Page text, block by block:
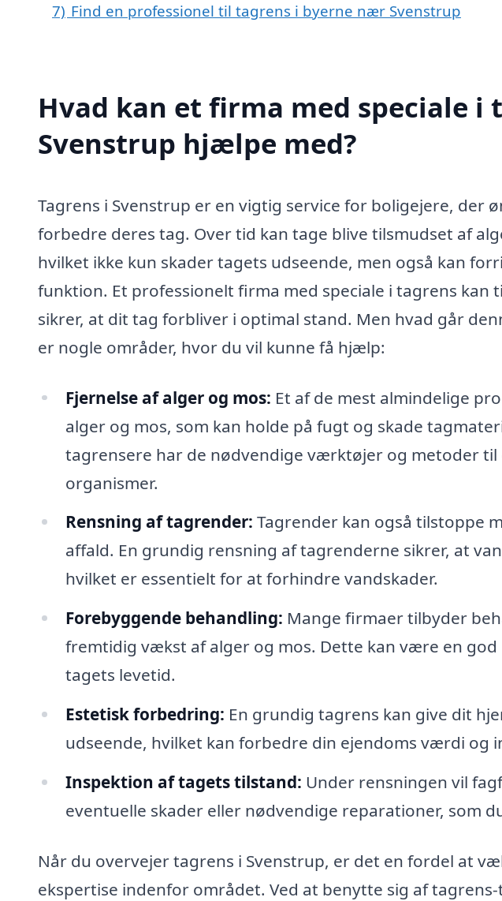
7) Find en professionel til tagrens i byerne nær Svenstrup
Hvad kan et firma med speciale i
Svenstrup hjælpe med?
Tagrens i Svenstrup er en vigtig service for boligejere, der
forbedre deres tag. Over tid kan tage blive tilsmudset af
hvilket ikke kun skader tagets udseende, men også kan
funktion. Et professionelt firma med speciale i tagrens kan
sikrer, at dit tag forbliver i optimal stand. Men hvad går
er nogle områder, hvor du vil kunne få hjælp:
Fjernelse af alger og mos: Et af de mest almindelige
alger og mos, som kan holde på fugt og skade
tagrensere har de nødvendige værktøjer og metoder til
organismer.
Rensning af tagrender: Tagrender kan også tilstoppe
affald. En grundig rensning af tagrenderne sikrer, at
hvilket er essentielt for at forhindre vandskader.
Forebyggende behandling: Mange firmaer tilbyder
fremtidig vækst af alger og mos. Dette kan være en
tagets levetid.
Estetisk forbedring: En grundig tagrens kan give dit
udseende, hvilket kan forbedre din ejendoms værdi og
Inspektion af tagets tilstand: Under rensningen vil
eventuelle skader eller nødvendige reparationer, som
Når du overvejer tagrens i Svenstrup, er det en fordel at
ekspertise indenfor området. Ved at benytte sig af